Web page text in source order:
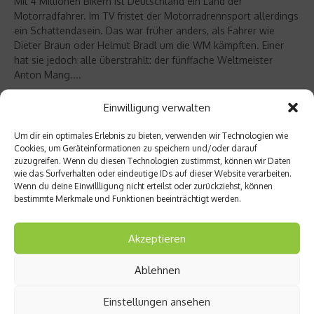
Einwilligung verwalten
Um dir ein optimales Erlebnis zu bieten, verwenden wir Technologien wie
Cookies, um Geräteinformationen zu speichern und/oder darauf
zuzugreifen. Wenn du diesen Technologien zustimmst, können wir Daten
wie das Surfverhalten oder eindeutige IDs auf dieser Website verarbeiten.
Wenn du deine Einwillligung nicht erteilst oder zurückziehst, können
bestimmte Merkmale und Funktionen beeinträchtigt werden.
Akzeptieren
Ablehnen
Einstellungen ansehen
Motorradfahrer. Im TV fristet der Motorradrennsport allerdings
ein Schattendasein. Das war früher anders, als Fahrer wie
Dieter Braun oder Helmut Bradl um die WM kämpften. Einer
hat sie jedoch alle überstrahlt: der fünffache Weltmeister
Anton Mang....